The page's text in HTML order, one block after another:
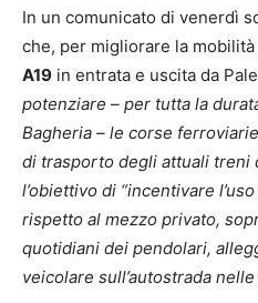
In un comunicato di venerdì
che, per migliorare la
A19 in entrata e uscita da
potenziare – per tutta la
Bagheria – le corse
di trasporto degli attuali treni
l’obiettivo di “incentivare
rispetto al mezzo privato,
quotidiani dei pendolari,
veicolare sull’autostrada